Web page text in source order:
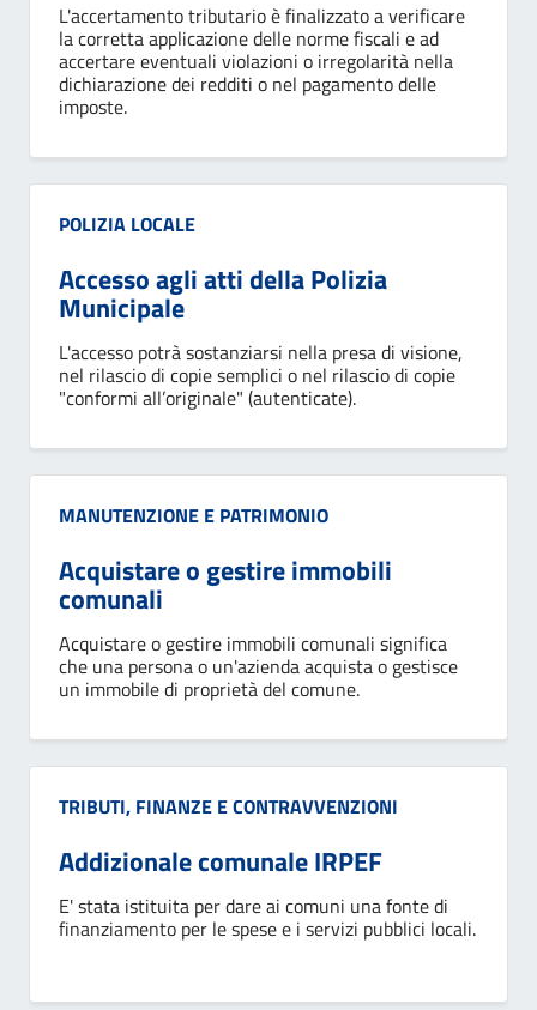
L'accertamento tributario è finalizzato a verificare
la corretta applicazione delle norme fiscali e ad
accertare eventuali violazioni o irregolarità nella
dichiarazione dei redditi o nel pagamento delle
imposte.
Categoria:
POLIZIA LOCALE
Accesso agli atti della Polizia
Municipale
L'accesso potrà sostanziarsi nella presa di visione,
nel rilascio di copie semplici o nel rilascio di copie
"conformi all’originale" (autenticate).
Categoria:
MANUTENZIONE E PATRIMONIO
Acquistare o gestire immobili
comunali
Acquistare o gestire immobili comunali significa
che una persona o un'azienda acquista o gestisce
un immobile di proprietà del comune.
Categoria:
TRIBUTI, FINANZE E CONTRAVVENZIONI
Addizionale comunale IRPEF
E' stata istituita per dare ai comuni una fonte di
finanziamento per le spese e i servizi pubblici locali.